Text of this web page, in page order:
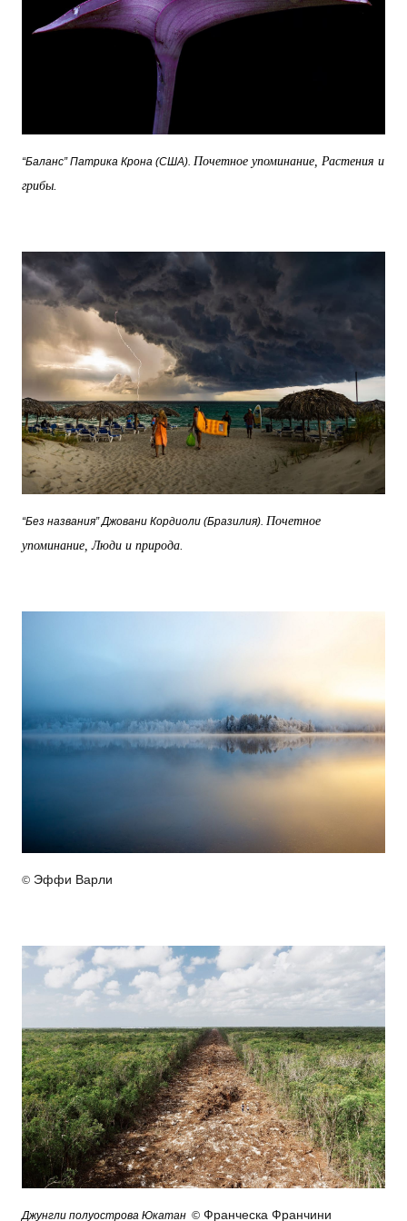
“Баланс” Патрика Крона (США). Почетное упоминание, Растения и
грибы.
“Без названия” Джовани Кордиоли (Бразилия). Почетное
упоминание, Люди и природа.
© Эффи Варли
Джунгли полуострова Юкатан © Франческа Франчини